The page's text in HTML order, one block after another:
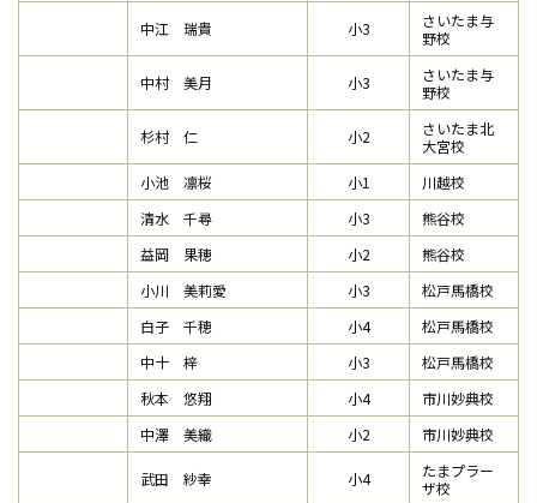
中江 瑞貴 小3
さいたま与
野校
中村 美月 小3
さいたま与
野校
杉村 仁 小2
さいたま北
大宮校
小池 凛桜
小1
川越校
清水 千尋
小3
熊谷校
益岡 果穂
小2
熊谷校
小川 美莉愛
小3
松戸馬橋校
白子 千穂
小4
松戸馬橋校
中十 梓
小3
松戸馬橋校
秋本 悠翔
小4
市川妙典校
中澤 美織
小2 市川妙典校
武田 紗幸 小4
たまプラー
ザ校